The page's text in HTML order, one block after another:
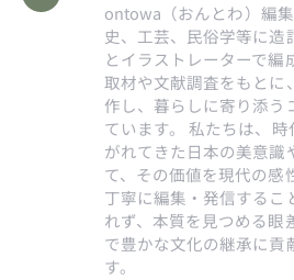
ontowa（おんとわ）編
史、工芸、民俗学等に造
とイラストレーターで編
取材や文献調査をもとに
作し、暮らしに寄り添う
ています。 私たちは、
がれてきた日本の美意識
て、その価値を現代の感
丁寧に編集・発信するこ
れず、本質を見つめる眼
で豊かな文化の継承に貢
す。